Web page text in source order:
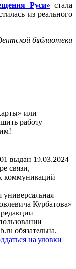
Руси» стала
из реального
библиотеки
или
работу
выдан 19.03.2024
связи,
коммуникаций
универсальная
Курбатова»
обязательна.
на уловки